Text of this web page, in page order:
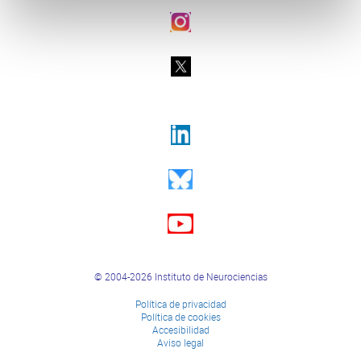
© 2004-2026 Instituto de Neurociencias
Política de privacidad
Política de cookies
Accesibilidad
Aviso legal